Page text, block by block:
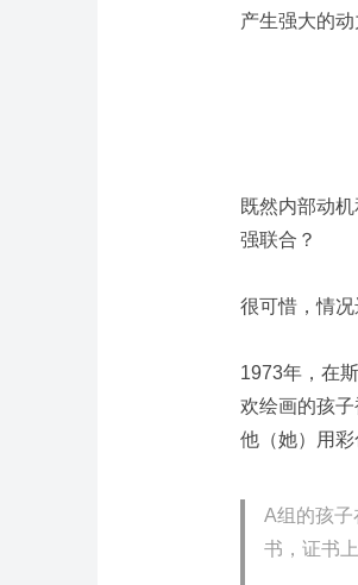
产生强大的动
既然内部动
强联合？
很可惜，情况
1973年，在
欢绘画的孩
他（她）用彩
A组的孩子
书，证书